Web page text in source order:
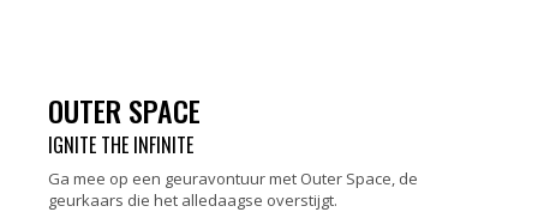
OUTER SPACE
IGNITE THE INFINITE
Ga mee op een geuravontuur met Outer Space, de
geurkaars die het alledaagse overstijgt.